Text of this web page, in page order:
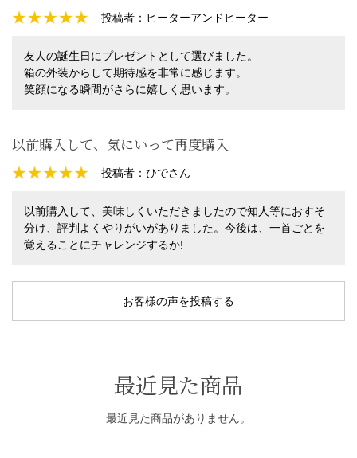
投稿者： ヒーターアンドヒーター
友人の誕生日にプレゼントとして選びました。
箱の外装からして期待感を非常に感じます。
笑顔になる瞬間がさらに嬉しく思います。
以前購入して、気にいって再度購入
投稿者：ひでさん
以前購入して、美味しくいただきましたので知人等におすそ
分け、評判よくやりがいがありました。今後は、一首ごとを
覚えることにチャレンジするか!
お客様の声を投稿する
最近見た商品
最近見た商品がありません。